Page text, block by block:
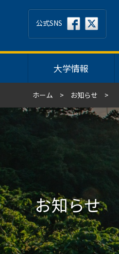
大学情報
公式SNS
ホーム お知らせ
お知らせ